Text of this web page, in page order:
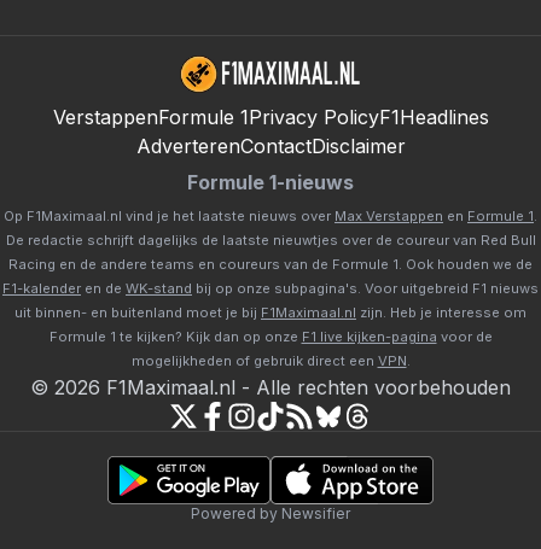
VerstappenFormule 1Privacy PolicyF1Headlines
AdverterenContactDisclaimer
Formule 1-nieuws
Op F1Maximaal.nl vind je het laatste nieuws over Max Verstappen en Formule 1
De redactie schrijft dagelijks de laatste nieuwtjes over de coureur van Red Bull
Racing en de andere teams en coureurs van de Formule 1. Ook houden we de
F1-kalender en de WK-stand bij op onze subpagina's. Voor uitgebreid F1 nieuws
uit binnen- en buitenland moet je bij F1Maximaal.nl zijn. Heb je interesse om
Formule 1 te kijken? Kijk dan op onze F1 live kijken-pagina voor de
mogelijkheden of gebruik direct een VPN
© 2026 F1Maximaal.nl - Alle rechten voorbehouden
Powered by Newsifier